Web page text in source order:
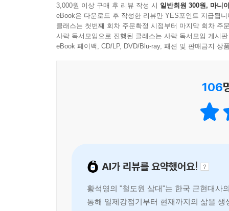
--- p.412
공장이 밀집된 영등포지역을 중심으로 한 삼대의
울림을 준다. 기차를 보고 첫눈에 반했던 철도공
아들도 형의 이름을 따라서 두쇠로 지었다가
실존인물이나 아지트 부부였다가 아들 장산을
대한 여러가지 전설을 만들어”(94면)내곤 했는데
놀라게” 해 “별명이 ‘신통방통 신금이’였다”(24
타고난 예지력으로 집안에 닥친 고난을 현명하게
3,000원 이상 구매 후 리뷰 작성 시 일반회원 300원, 마니
eBook은 다운로드 후 작성한 리뷰만 YES포인트 지급됩니
클래스는 첫번째 회차 주문확정 시점부터 마지막 회차 주
사락 독서모임으로 진행된 클래스는 사락 독서모임 게시
eBook 페이백, CD/LP, DVD/Blu-ray, 패션 및 판매금지 상
106
AI가 리뷰를 요약했어요!
황석영의 "철도원 삼대"는 한국 근현대사
통해 일제강점기부터 현재까지의 삶을